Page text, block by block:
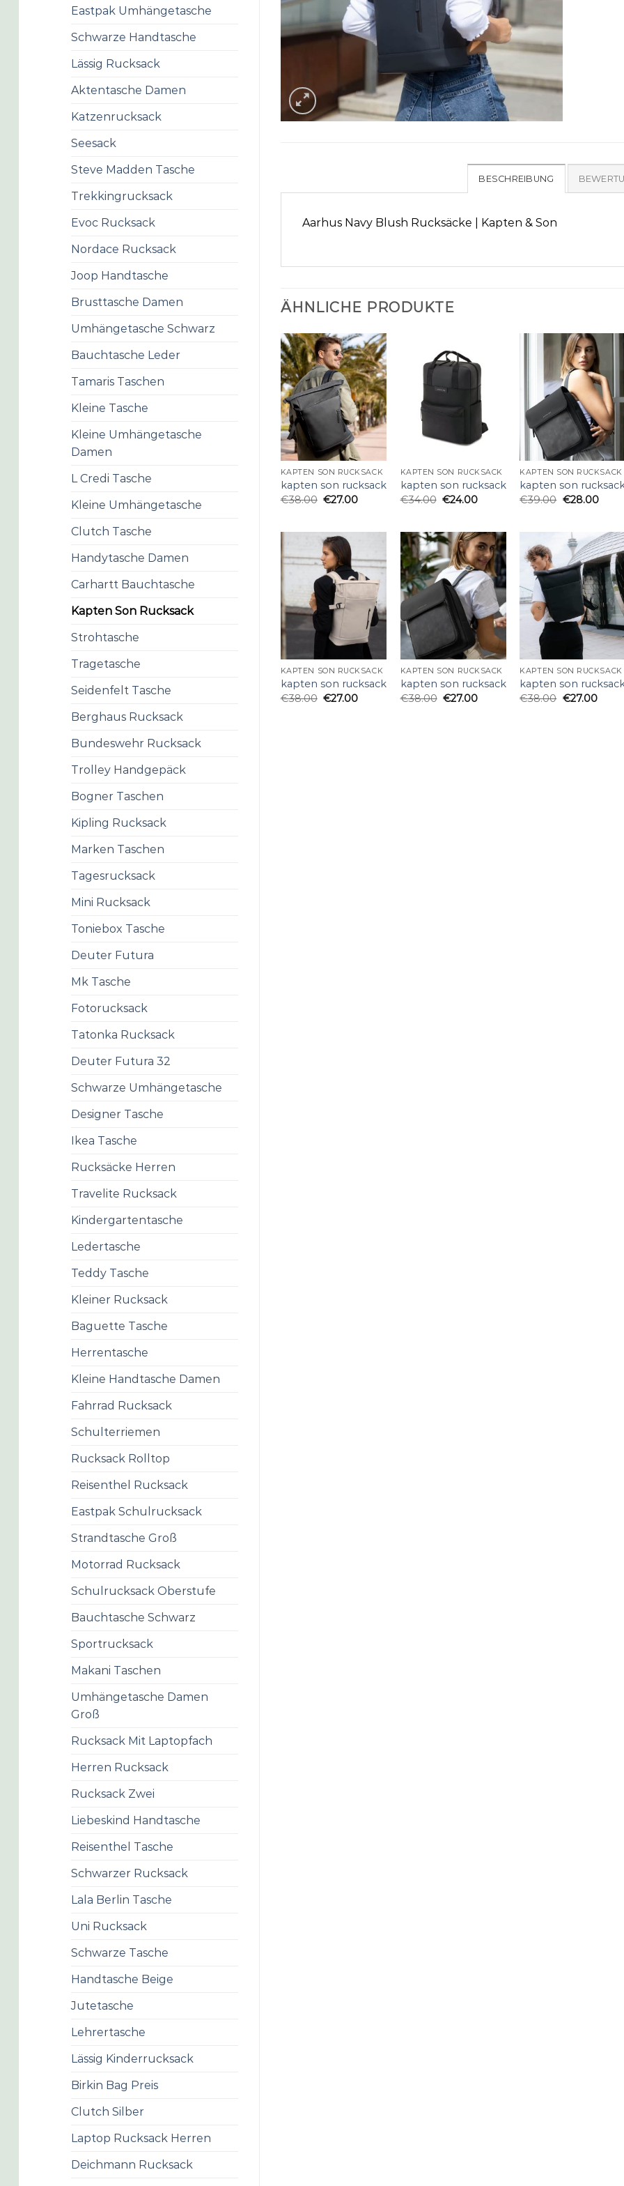
Eastpak Umhängetasche
Schwarze Handtasche
Lässig Rucksack
Aktentasche Damen
Katzenrucksack
Seesack
Steve Madden Tasche
Trekkingrucksack
Evoc Rucksack
Nordace Rucksack
Joop Handtasche
Brusttasche Damen
Umhängetasche Schwarz
Bauchtasche Leder
Tamaris Taschen
Kleine Tasche
Kleine Umhängetasche
Damen
L Credi Tasche
Kleine Umhängetasche
Clutch Tasche
Handytasche Damen
Carhartt Bauchtasche
Kapten Son Rucksack
Strohtasche
Tragetasche
Seidenfelt Tasche
Berghaus Rucksack
Bundeswehr Rucksack
Trolley Handgepäck
Bogner Taschen
Kipling Rucksack
Marken Taschen
Tagesrucksack
Mini Rucksack
Toniebox Tasche
Deuter Futura
Mk Tasche
Fotorucksack
Tatonka Rucksack
Deuter Futura 32
Schwarze Umhängetasche
Designer Tasche
Ikea Tasche
Rucksäcke Herren
Travelite Rucksack
Kindergartentasche
Ledertasche
Teddy Tasche
Kleiner Rucksack
Baguette Tasche
Herrentasche
Kleine Handtasche Damen
Fahrrad Rucksack
Schulterriemen
Rucksack Rolltop
Reisenthel Rucksack
Eastpak Schulrucksack
Strandtasche Groß
Motorrad Rucksack
Schulrucksack Oberstufe
Bauchtasche Schwarz
Sportrucksack
Makani Taschen
Umhängetasche Damen
Groß
Rucksack Mit Laptopfach
Herren Rucksack
Rucksack Zwei
Liebeskind Handtasche
Reisenthel Tasche
Schwarzer Rucksack
Lala Berlin Tasche
Uni Rucksack
Schwarze Tasche
Handtasche Beige
Jutetasche
Lehrertasche
Lässig Kinderrucksack
Birkin Bag Preis
Clutch Silber
Laptop Rucksack Herren
Deichmann Rucksack
BESCHREIBUNG
Aarhus Navy Blush Rucksäcke | Kapten & Son
ÄHNLICHE PRODUKTE
KAPTEN SON RUCKSACK
kapten son rucksack
€38.00 €27.00
KAPTEN SON RUCKSACK
kapten son rucksack
€34.00 €24.00
KAPTEN SON RUCKSACK
kapten son
€39.00 €28.00
KAPTEN SON RUCKSACK
kapten son rucksack
€38.00 €27.00
KAPTEN SON RUCKSACK
kapten son rucksack
€38.00 €27.00
KAPTEN SON RUCKSACK
kapten son
€38.00 €27.00